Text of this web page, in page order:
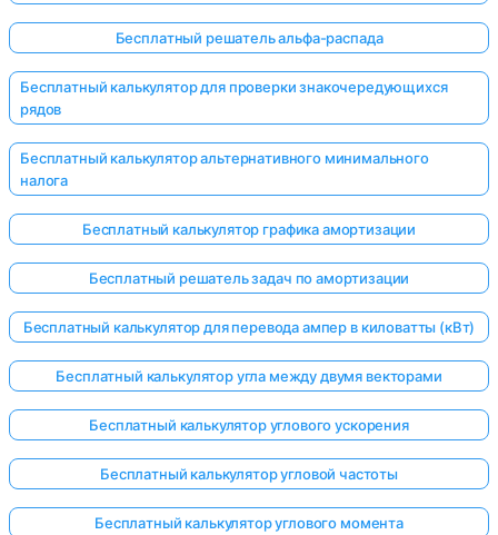
Бесплатный решатель альфа-распада
Бесплатный калькулятор для проверки знакочередующихся
рядов
Бесплатный калькулятор альтернативного минимального
налога
Бесплатный калькулятор графика амортизации
Бесплатный решатель задач по амортизации
Бесплатный калькулятор для перевода ампер в киловатты (кВт)
Бесплатный калькулятор угла между двумя векторами
Бесплатный калькулятор углового ускорения
Бесплатный калькулятор угловой частоты
Бесплатный калькулятор углового момента